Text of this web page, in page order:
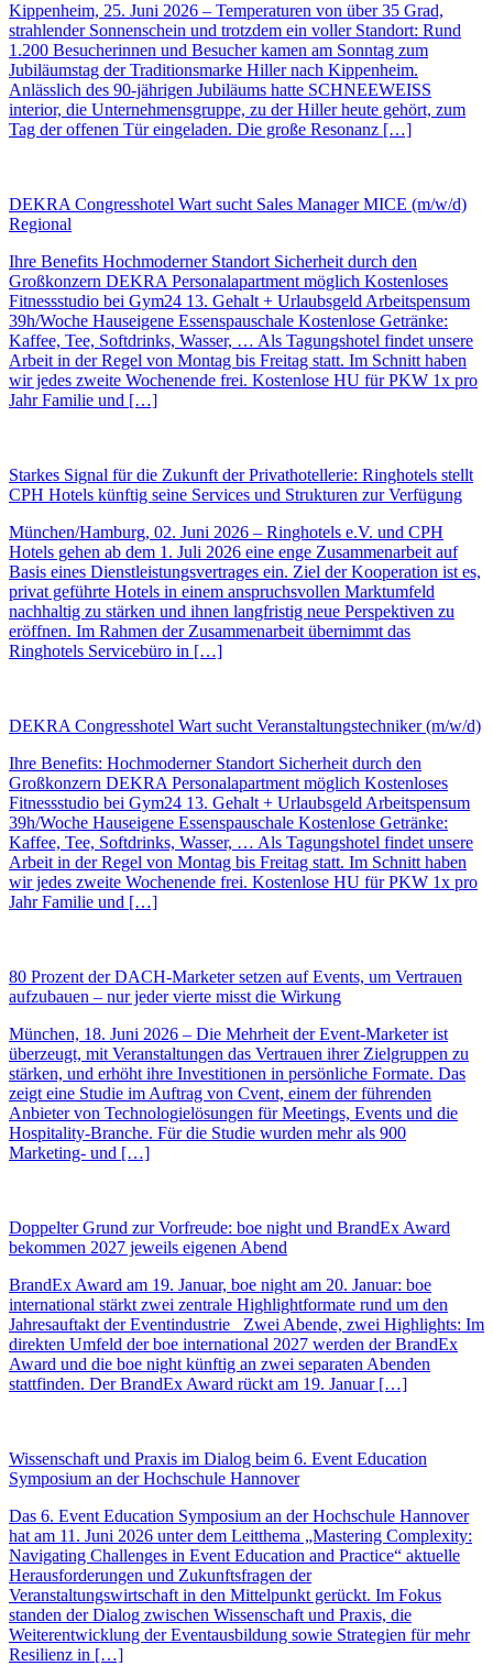
Kippenheim, 25. Juni 2026 – Temperaturen von über 35 Grad,
strahlender Sonnenschein und trotzdem ein voller Standort: Rund
1.200 Besucherinnen und Besucher kamen am Sonntag zum
Jubiläumstag der Traditionsmarke Hiller nach Kippenheim.
Anlässlich des 90-jährigen Jubiläums hatte SCHNEEWEISS
interior, die Unternehmensgruppe, zu der Hiller heute gehört, zum
Tag der offenen Tür eingeladen. Die große Resonanz […]
DEKRA Congresshotel Wart sucht Sales Manager MICE (m/w/d)
Regional
Ihre Benefits Hochmoderner Standort Sicherheit durch den
Großkonzern DEKRA Personalapartment möglich Kostenloses
Fitnessstudio bei Gym24 13. Gehalt + Urlaubsgeld Arbeitspensum
39h/Woche Hauseigene Essenspauschale Kostenlose Getränke:
Kaffee, Tee, Softdrinks, Wasser, … Als Tagungshotel findet unsere
Arbeit in der Regel von Montag bis Freitag statt. Im Schnitt haben
wir jedes zweite Wochenende frei. Kostenlose HU für PKW 1x pro
Jahr Familie und […]
Starkes Signal für die Zukunft der Privathotellerie: Ringhotels stellt
CPH Hotels künftig seine Services und Strukturen zur Verfügung
München/Hamburg, 02. Juni 2026 – Ringhotels e.V. und CPH
Hotels gehen ab dem 1. Juli 2026 eine enge Zusammenarbeit auf
Basis eines Dienstleistungsvertrages ein. Ziel der Kooperation ist es,
privat geführte Hotels in einem anspruchsvollen Marktumfeld
nachhaltig zu stärken und ihnen langfristig neue Perspektiven zu
eröffnen. Im Rahmen der Zusammenarbeit übernimmt das
Ringhotels Servicebüro in […]
DEKRA Congresshotel Wart sucht Veranstaltungstechniker (m/w/d)
Ihre Benefits: Hochmoderner Standort Sicherheit durch den
Großkonzern DEKRA Personalapartment möglich Kostenloses
Fitnessstudio bei Gym24 13. Gehalt + Urlaubsgeld Arbeitspensum
39h/Woche Hauseigene Essenspauschale Kostenlose Getränke:
Kaffee, Tee, Softdrinks, Wasser, … Als Tagungshotel findet unsere
Arbeit in der Regel von Montag bis Freitag statt. Im Schnitt haben
wir jedes zweite Wochenende frei. Kostenlose HU für PKW 1x pro
Jahr Familie und […]
80 Prozent der DACH-Marketer setzen auf Events, um Vertrauen
aufzubauen – nur jeder vierte misst die Wirkung
München, 18. Juni 2026 – Die Mehrheit der Event-Marketer ist
überzeugt, mit Veranstaltungen das Vertrauen ihrer Zielgruppen zu
stärken, und erhöht ihre Investitionen in persönliche Formate. Das
zeigt eine Studie im Auftrag von Cvent, einem der führenden
Anbieter von Technologielösungen für Meetings, Events und die
Hospitality-Branche. Für die Studie wurden mehr als 900
Marketing- und […]
Doppelter Grund zur Vorfreude: boe night und BrandEx Award
bekommen 2027 jeweils eigenen Abend
BrandEx Award am 19. Januar, boe night am 20. Januar: boe
international stärkt zwei zentrale Highlightformate rund um den
Jahresauftakt der Eventindustrie Zwei Abende, zwei Highlights: Im
direkten Umfeld der boe international 2027 werden der BrandEx
Award und die boe night künftig an zwei separaten Abenden
stattfinden. Der BrandEx Award rückt am 19. Januar […]
Wissenschaft und Praxis im Dialog beim 6. Event Education
Symposium an der Hochschule Hannover
Das 6. Event Education Symposium an der Hochschule Hannover
hat am 11. Juni 2026 unter dem Leitthema „Mastering Complexity:
Navigating Challenges in Event Education and Practice“ aktuelle
Herausforderungen und Zukunftsfragen der
Veranstaltungswirtschaft in den Mittelpunkt gerückt. Im Fokus
standen der Dialog zwischen Wissenschaft und Praxis, die
Weiterentwicklung der Eventausbildung sowie Strategien für mehr
Resilienz in […]